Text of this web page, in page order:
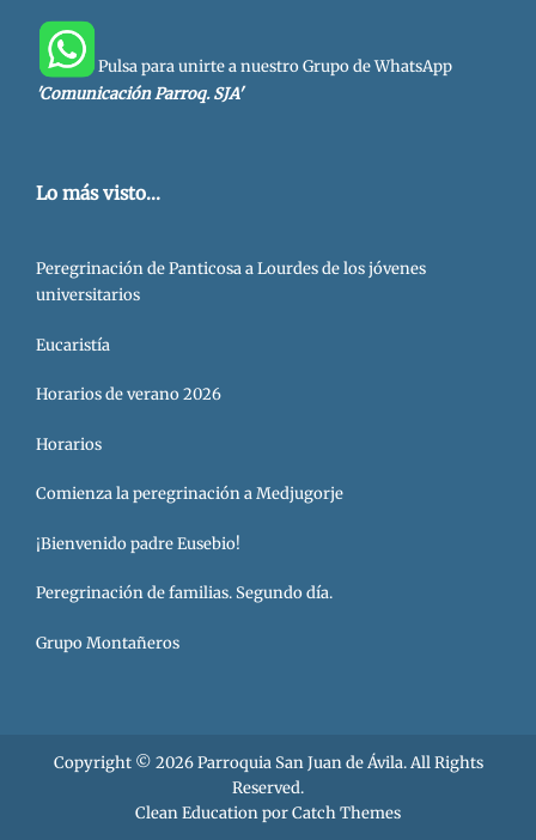
Pulsa para unirte a nuestro Grupo de WhatsApp
'Comunicación Parroq. SJA'
Lo más visto...
Peregrinación de Panticosa a Lourdes de los jóvenes
universitarios
Eucaristía
Horarios de verano 2026
Horarios
Comienza la peregrinación a Medjugorje
¡Bienvenido padre Eusebio!
Peregrinación de familias. Segundo día.
Grupo Montañeros
Copyright © 2026Parroquia San Juan de Ávila. All Rights
Reserved.
Clean Education porCatch Themes